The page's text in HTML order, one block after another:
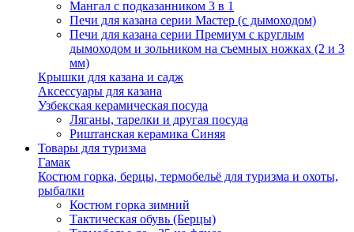
Мангал с подказанником 3 в 1
Печи для казана серии Мастер (с дымоходом)
Печи для казана серии Премиум с круглым
дымоходом и зольником на съемных ножках (2 и 3
мм)
Крышки для казана и садж
Аксессуары для казана
Узбекская керамическая посуда
Ляганы, тарелки и другая посуда
Риштанская керамика Синяя
Товары для туризма
Гамак
Костюм горка, берцы, термобельё для туризма и охоты,
рыбалки
Костюм горка зимний
Тактическая обувь (Берцы)